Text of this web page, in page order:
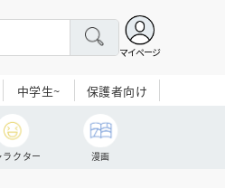
マイページ
中学生~ 保護者向け
ラクター 漫画